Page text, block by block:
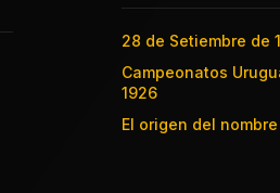
28 de Setiembre de
Campeonatos
1926
El origen del